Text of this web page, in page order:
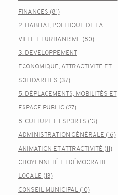
FINANCES (81)
2. HABITAT, POLITIQUE DE LA
VILLE ET URBANISME (80)
3. DEVELOPPEMENT
ECONOMIQUE, ATTRACTIVITE ET
SOLIDARITES (37)
5. DÉPLACEMENTS, MOBILITÉS ET
ESPACE PUBLIC (27)
8. CULTURE ET SPORTS (13)
ADMINISTRATION GÉNÉRALE (16)
ANIMATION ET ATTRACTIVITÉ (11)
CITOYENNETÉ ET DÉMOCRATIE
LOCALE (13)
CONSEIL MUNICIPAL (10)